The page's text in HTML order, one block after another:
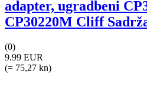
adapter, ugradbeni
CP30220M Cliff
(0)
9.99 EUR
(= 75,27 kn)